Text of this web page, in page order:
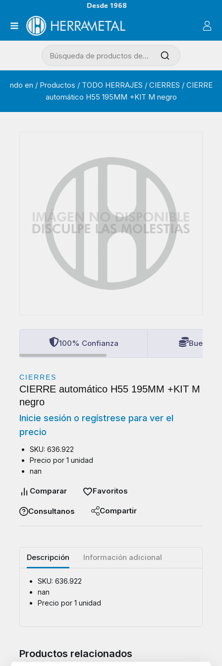
Desde 1968
ndo en / Productos / TODO HERRAJES / CIERRES / CIERRE
automático H55 195MM +KIT M negro
100% Confianza Buenos
CIERRES
CIERRE automático H55 195MM +KIT M
negro
Inicie sesión o regístrese para ver el
precio
SKU: 636.922
Precio por 1 unidad
nan
Comparar Favoritos
Consultanos Compartir
Descripción Información adicional
SKU: 636.922
nan
Precio por 1 unidad
Productos relacionados